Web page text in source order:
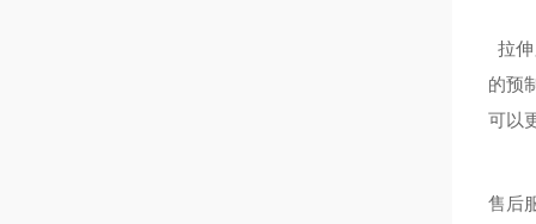
拉
的预
可以
售后